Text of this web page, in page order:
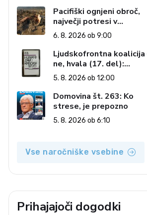
Pacifiški ognjeni obroč,
največji potresi v
zgodovini in cena pozabe
6. 8. 2026 ob 9:00
Ljudskofrontna koalicija
ne, hvala (17. del):
Priprave na sestop z
oblasti – dvorska
opozicija 6: Gramsci na
delu: Revija 2000 in
revolucionarna izvotlitev
krščanstva
5. 8. 2026 ob 12:00
Domovina št. 263: Ko
strese, je prepozno
5. 8. 2026 ob 6:10
Vse naročniške vsebine
Prihajajoči dogodki